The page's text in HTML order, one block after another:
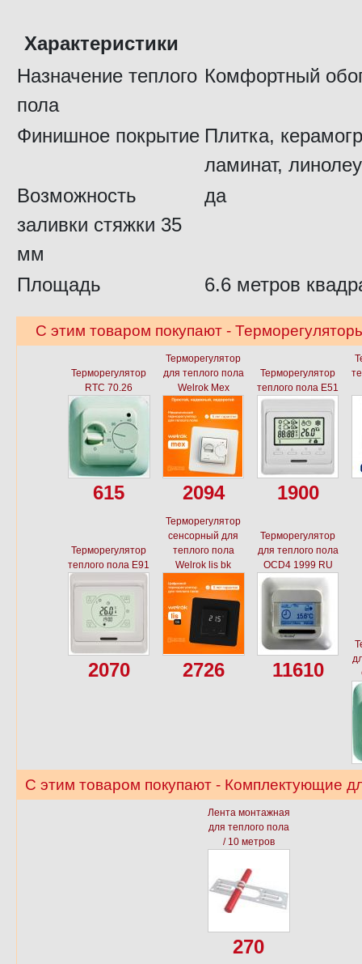
Характеристики
Назначение теплого
пола
Комфортный
Финишное покрытие Плитка,
ламинат,
Возможность
заливки стяжки 35
мм
да
Площадь 6.6 метров
С этим товаром покупают -
Терморегулятор
RTC 70.26
615
Терморегулятор
для теплого пола
Welrok Mex
2094
Терморегулятор
теплого пола E51
1900
Терморегулятор
теплого пола E91
2070
Терморегулятор
сенсорный для
теплого пола
Welrok lis bk
2726
Терморегулятор
для теплого пола
OCD4 1999 RU
11610
С этим товаром покупают - Комплектующие
Лента монтажная
для теплого пола
/ 10 метров
270